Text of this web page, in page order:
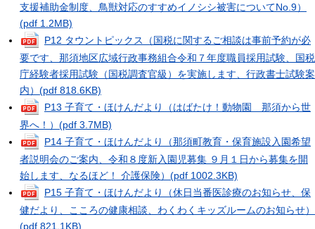
支援補助金制度、鳥獣対応のすすめイノシシ被害についてNo.9）
(pdf 1.2MB)
P12 タウントピックス（国税に関するご相談は事前予約が必
要です、那須地区広域行政事務組合令和７年度職員採用試験、国税
庁経験者採用試験（国税調査官級）を実施します、行政書士試験案
内） (pdf 818.6KB)
P13 子育て・ほけんだより（はばたけ！動物園 那須から世
界へ！） (pdf 3.7MB)
P14 子育て・ほけんだより（那須町教育・保育施設入園希望
者説明会のご案内、令和８度新入園児募集 ９月１日から募集を開
始します、なるほど！ 介護保険） (pdf 1002.3KB)
P15 子育て・ほけんだより（休日当番医診療のお知らせ、保
健だより、こころの健康相談、わくわくキッズルームのお知らせ）
(pdf 821.1KB)